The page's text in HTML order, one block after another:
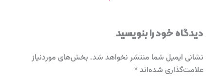
دیدگاه‌ خود را بنویسید
نشانی ایمیل شما منتشر نخواهد شد. بخش‌های موردنیاز
علامت‌گذاری شده‌اند*